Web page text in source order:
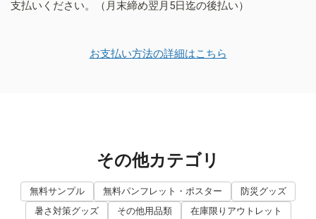
支払いください。（月末締め翌月5日迄の後払い）
お支払い方法の詳細はこちら
その他カテゴリ
無料サンプル 無料パンフレット・ポスター
防災グッズ
暑さ対策グッズ
その他用品類
在庫限りアウトレット